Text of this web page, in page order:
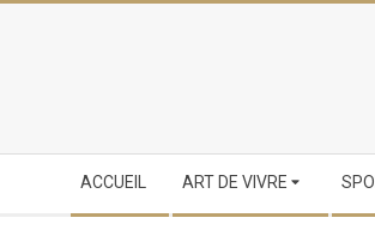
Navigation
Menu
ACCUEIL ART DE VIVRE